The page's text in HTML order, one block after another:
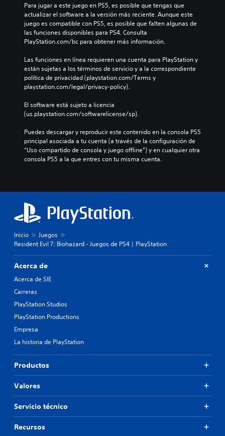
Para jugar a este juego en PS5, es posible que tengas que
actualizar el software a la versión más reciente. Aunque este
juego es compatible con PS5, es posible que falten algunas de
las funciones disponibles para PS4. Consulta
PlayStation.com/bc para obtener más información.
Las funciones en línea requieren una cuenta para PlayStation y
están sujetas a los términos de servicio y a la correspondiente
política de privacidad (playstation.com/Terms y
playstation.com/legal/privacy-policy).
El software está sujeto a licencia
(us.playstation.com/softwarelicense/sp).
Puedes descargar y reproducir este contenido en la consola PS5
principal asociada a tu cuenta (a través de la configuración de
“Uso compartido de consola y juego offline”) y en cualquier otra
consola PS5 a la que entres con tu misma cuenta.
Inicio
Juegos
Resident Evil 7: Biohazard - Juegos de PS4 | PlayStation
Acerca de
Acerca de SIE
Carreras
PlayStation Studios
PlayStation Productions
Empresa
La historia de PlayStation
Productos
Valores
Servicio técnico
Recursos